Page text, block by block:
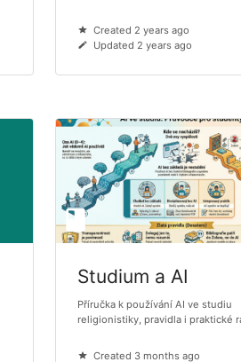
Created 2 years ago
Updated 2 years ago
Studium a AI
Příručka k používání AI ve studiu
religionistiky, pravidla i praktické
Created 3 months ago